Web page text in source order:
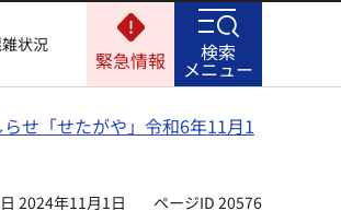
状況
緊急情報 検索
メニュー
せ「せたがや」令和6年11月1
2024年11月1日 ページID 20576